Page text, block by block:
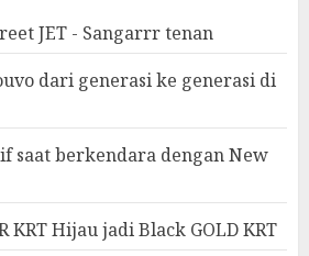
JET - Sangarrr tenan
dari generasi ke generasi di
saat berkendara dengan New
KRT Hijau jadi Black GOLD KRT